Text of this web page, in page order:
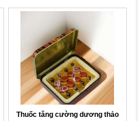
Thuốc tăng cường dương thảo